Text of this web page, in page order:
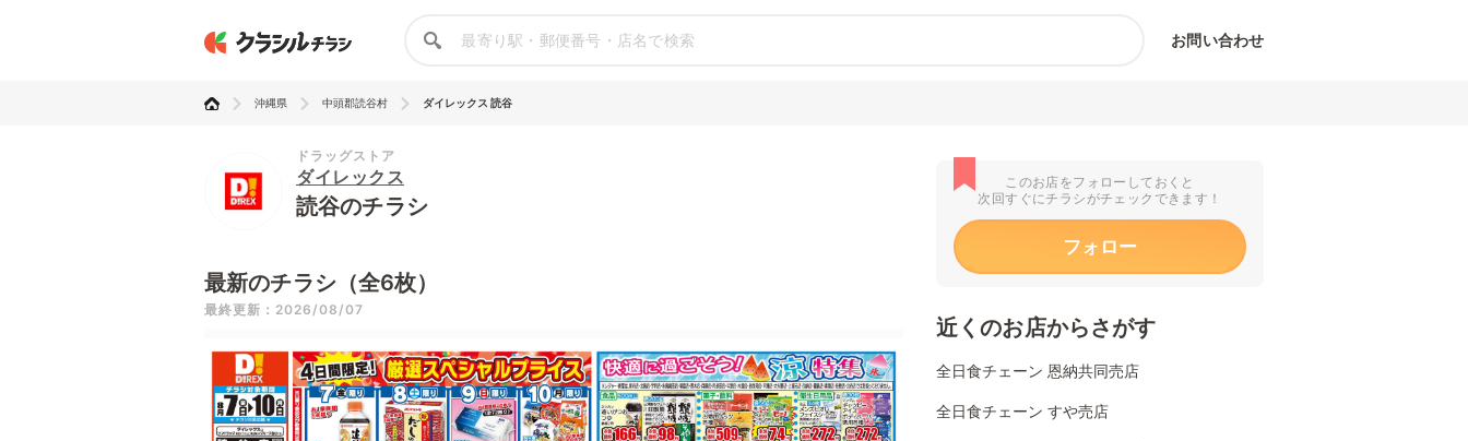
お問い合わせ
沖縄県 中頭郡読谷村 ダイレックス 読谷
ドラッグストア
ダイレックス
読谷のチラシ
最新のチラシ（全6枚）
最終更新：2026/08/07
このお店をフォローしておくと
次回すぐにチラシがチェックできます！
フォロー
近くのお店からさがす
全日食チェーン 恩納共同売店
全日食チェーン すや売店